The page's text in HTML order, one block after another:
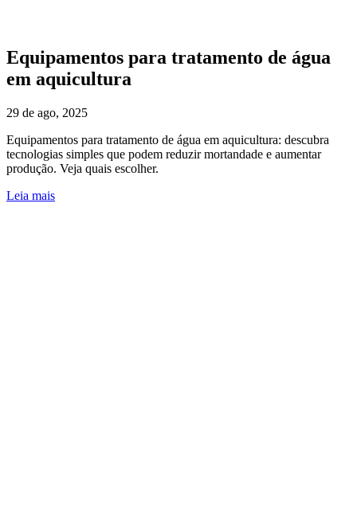
Equipamentos para tratamento de água
em aquicultura
29 de ago, 2025
Equipamentos para tratamento de água em aquicultura: descubra
tecnologias simples que podem reduzir mortandade e aumentar
produção. Veja quais escolher.
Leia mais